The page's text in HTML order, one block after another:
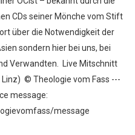
CDs seiner Mönche vom Stift
über die Notwendigkeit der
sondern hier bei uns, bei
Verwandten. Live Mitschnitt
© Theologie vom Fass ---
message:
message